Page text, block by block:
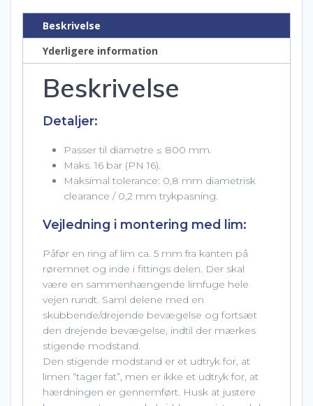
-
Stærk
antal
Beskrivelse
Yderligere information
Beskrivelse
Detaljer:
Passer til diametre ≤ 800 mm.
Maks. 16 bar (PN 16).
Maksimal tolerance: 0,8 mm diametrisk
clearance / 0,2 mm trykpasning.
Vejledning i montering med lim:
Påfør en ring af lim ca. 5 mm fra kanten på
røremnet og inde i fittings delen. Der skal
være en sammenhængende limfuge hele
vejen rundt. Saml delene med en
skubbende/drejende bevægelse og fortsæt
den drejende bevægelse, indtil der mærkes
stigende modstand.
Den stigende modstand er et udtryk for, at
limen “tager fat”, men er ikke et udtryk for, at
hærdningen er gennemført. Husk at justere